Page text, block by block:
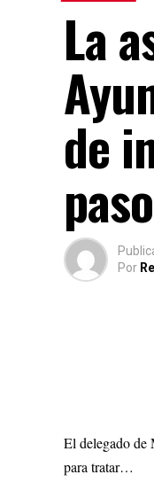
La
de
Por
El delegado de
para tratar…